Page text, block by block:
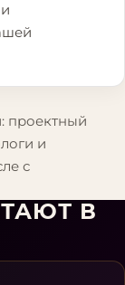
проектный
и
с
В